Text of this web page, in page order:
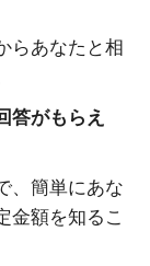
らあなたと相
答がもらえ
、簡単にあな
金額を知るこ